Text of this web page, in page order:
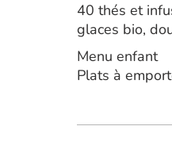
40 thés et
glaces bio,
Menu enfant
Plats à